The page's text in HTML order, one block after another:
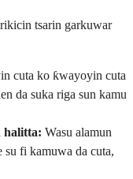
tsarin garkuwar
cuta ko ƙwayoyin cuta
da suka riga sun kamu
halitta: Wasu alamun
su fi kamuwa da cuta,